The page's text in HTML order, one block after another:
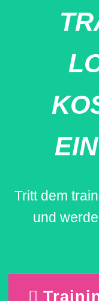
Tritt dem
und